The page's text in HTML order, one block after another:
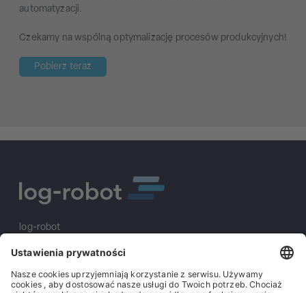
automatyzacji.
Czekamy na wspólną optymalizację procesów produkcyjnych!
Pobierz teraz
log-robot
Sailerwöhr 16
94032 Passau
+49 (0) 851/2009 30 10